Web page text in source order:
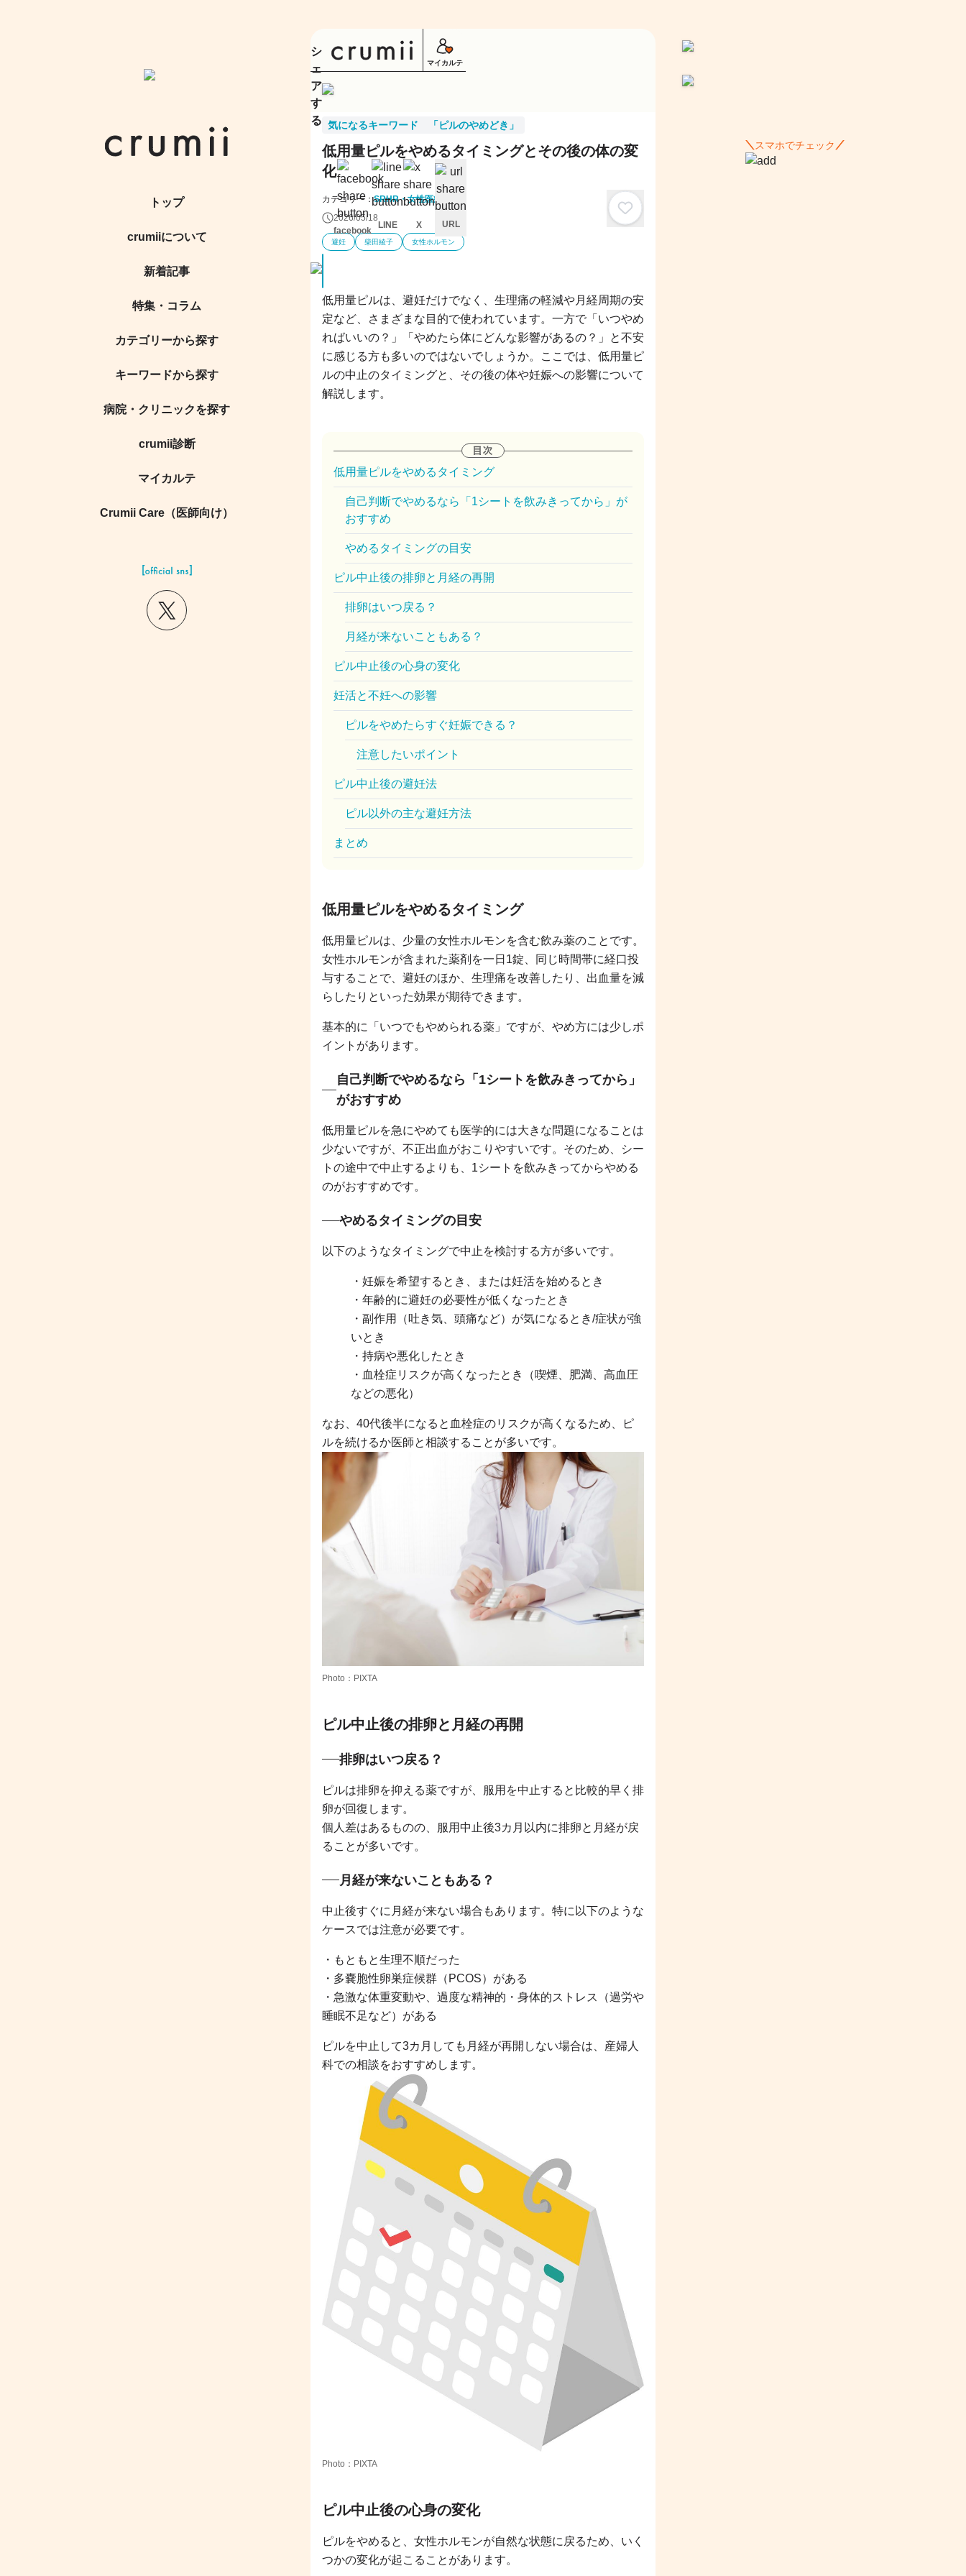
トップ
crumiiについて
新着記事
特集・コラム
カテゴリーから探す
キーワードから探す
病院・クリニックを探す
crumii診断
マイカルテ
Crumii Care（医師向け）
マイカルテ
気になるキーワード 「ピルのやめどき」
低用量ピルをやめるタイミングとその後の体の変
化
カテゴリー：SRHR・女性医療
2026/05/18
避妊 柴田綾子 女性ホルモン
低用量ピルは、避妊だけでなく、生理痛の軽減や月経周期の安
定など、さまざまな目的で使われています。一方で「いつやめ
ればいいの？」「やめたら体にどんな影響があるの？」と不安
に感じる方も多いのではないでしょうか。ここでは、低用量ピ
ルの中止のタイミングと、その後の体や妊娠への影響について
解説します。
低用量ピルをやめるタイミング
自己判断でやめるなら「1シートを飲みきってから」が
おすすめ
やめるタイミングの目安
ピル中止後の排卵と月経の再開
排卵はいつ戻る？
月経が来ないこともある？
ピル中止後の心身の変化
妊活と不妊への影響
ピルをやめたらすぐ妊娠できる？
注意したいポイント
ピル中止後の避妊法
ピル以外の主な避妊方法
まとめ
低用量ピルをやめるタイミング
低用量ピルは、少量の女性ホルモンを含む飲み薬のことです。
女性ホルモンが含まれた薬剤を一日1錠、同じ時間帯に経口投
与することで、避妊のほか、生理痛を改善したり、出血量を減
らしたりといった効果が期待できます。
基本的に「いつでもやめられる薬」ですが、やめ方には少しポ
イントがあります。
自己判断でやめるなら「1シートを飲みきってから」
がおすすめ
低用量ピルを急にやめても医学的には大きな問題になることは
少ないですが、不正出血がおこりやすいです。そのため、シー
トの途中で中止するよりも、1シートを飲みきってからやめる
のがおすすめです。
やめるタイミングの目安
以下のようなタイミングで中止を検討する方が多いです。
・妊娠を希望するとき、または妊活を始めるとき
・年齢的に避妊の必要性が低くなったとき
・副作用（吐き気、頭痛など）が気になるとき/症状が強
いとき
・持病や悪化したとき
・血栓症リスクが高くなったとき（喫煙、肥満、高血圧
などの悪化）
なお、40代後半になると血栓症のリスクが高くなるため、ピ
ルを続けるか医師と相談することが多いです。
Photo：PIXTA
ピル中止後の排卵と月経の再開
排卵はいつ戻る？
ピルは排卵を抑える薬ですが、服用を中止すると比較的早く排
卵が回復します。
個人差はあるものの、服用中止後3カ月以内に排卵と月経が戻
ることが多いです。
月経が来ないこともある？
中止後すぐに月経が来ない場合もあります。特に以下のような
ケースでは注意が必要です。
・もともと生理不順だった
・多嚢胞性卵巣症候群（PCOS）がある
・急激な体重変動や、過度な精神的・身体的ストレス（過労や
睡眠不足など）がある
ピルを中止して3カ月しても月経が再開しない場合は、産婦人
科での相談をおすすめします。
Photo：PIXTA
ピル中止後の心身の変化
ピルをやめると、女性ホルモンが自然な状態に戻るため、いく
つかの変化が起こることがあります。
シ
ェ
ア
す
る
facebook
LINE X URL
キ
ン
ル
スマホでチェック